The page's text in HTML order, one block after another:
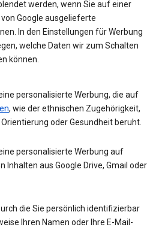
werden, wenn Sie auf einer
Google ausgelieferte
In den Einstellungen für Werbung
welche Daten wir zum Schalten
können.
personalisierte Werbung, die auf
, wie der ethnischen Zugehörigkeit,
oder Gesundheit beruht.
personalisierte Werbung auf
Inhalten aus Google Drive, Gmail oder
die Sie persönlich identifizierbar
Ihren Namen oder Ihre E-Mail-